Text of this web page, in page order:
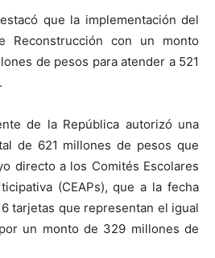
que la implementación del
Reconstrucción con un monto
de pesos para atender a 521
de la República autorizó una
de 621 millones de pesos que
directo a los Comités Escolares
(CEAPs), que a la fecha
tarjetas que representan el igual
un monto de 329 millones de